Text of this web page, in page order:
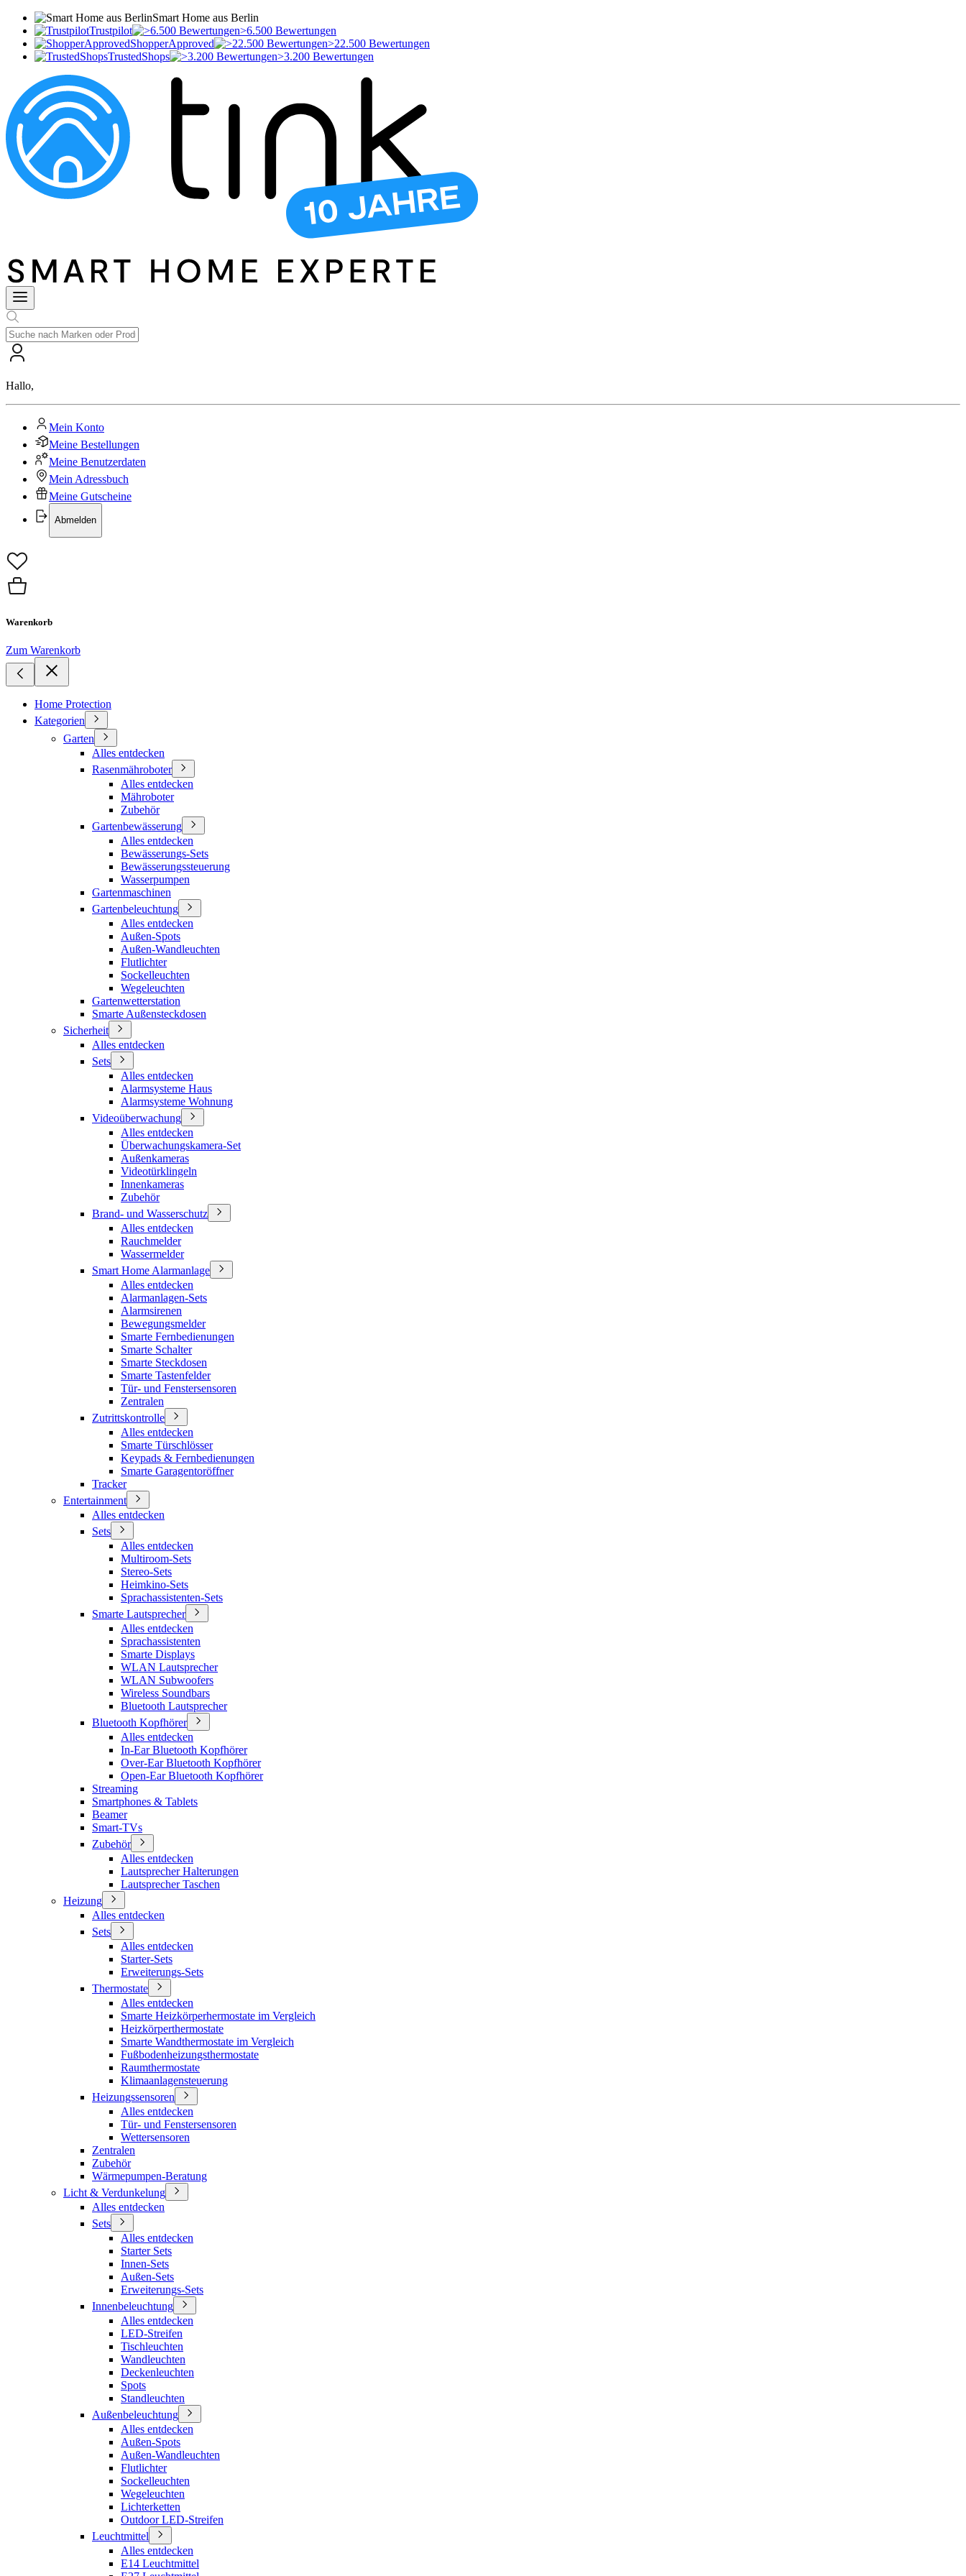
Smart Home aus Berlin
Trustpilot
>6.500 Bewertungen
ShopperApproved
>22.500 Bewertungen
TrustedShops
>3.200 Bewertungen
Hallo,
Mein Konto
Meine Bestellungen
Meine Benutzerdaten
Mein Adressbuch
Meine Gutscheine
Abmelden
Warenkorb
Zum Warenkorb
Home Protection
Kategorien
Garten
Alles entdecken
Rasenmähroboter
Alles entdecken
Mähroboter
Zubehör
Gartenbewässerung
Alles entdecken
Bewässerungs-Sets
Bewässerungssteuerung
Wasserpumpen
Gartenmaschinen
Gartenbeleuchtung
Alles entdecken
Außen-Spots
Außen-Wandleuchten
Flutlichter
Sockelleuchten
Wegeleuchten
Gartenwetterstation
Smarte Außensteckdosen
Sicherheit
Alles entdecken
Sets
Alles entdecken
Alarmsysteme Haus
Alarmsysteme Wohnung
Videoüberwachung
Alles entdecken
Überwachungskamera-Set
Außenkameras
Videotürklingeln
Innenkameras
Zubehör
Brand- und Wasserschutz
Alles entdecken
Rauchmelder
Wassermelder
Smart Home Alarmanlage
Alles entdecken
Alarmanlagen-Sets
Alarmsirenen
Bewegungsmelder
Smarte Fernbedienungen
Smarte Schalter
Smarte Steckdosen
Smarte Tastenfelder
Tür- und Fenstersensoren
Zentralen
Zutrittskontrolle
Alles entdecken
Smarte Türschlösser
Keypads & Fernbedienungen
Smarte Garagentoröffner
Tracker
Entertainment
Alles entdecken
Sets
Alles entdecken
Multiroom-Sets
Stereo-Sets
Heimkino-Sets
Sprachassistenten-Sets
Smarte Lautsprecher
Alles entdecken
Sprachassistenten
Smarte Displays
WLAN Lautsprecher
WLAN Subwoofers
Wireless Soundbars
Bluetooth Lautsprecher
Bluetooth Kopfhörer
Alles entdecken
In-Ear Bluetooth Kopfhörer
Over-Ear Bluetooth Kopfhörer
Open-Ear Bluetooth Kopfhörer
Streaming
Smartphones & Tablets
Beamer
Smart-TVs
Zubehör
Alles entdecken
Lautsprecher Halterungen
Lautsprecher Taschen
Heizung
Alles entdecken
Sets
Alles entdecken
Starter-Sets
Erweiterungs-Sets
Thermostate
Alles entdecken
Smarte Heizkörperhermostate im Vergleich
Heizkörperthermostate
Smarte Wandthermostate im Vergleich
Fußbodenheizungsthermostate
Raumthermostate
Klimaanlagensteuerung
Heizungssensoren
Alles entdecken
Tür- und Fenstersensoren
Wettersensoren
Zentralen
Zubehör
Wärmepumpen-Beratung
Licht & Verdunkelung
Alles entdecken
Sets
Alles entdecken
Starter Sets
Innen-Sets
Außen-Sets
Erweiterungs-Sets
Innenbeleuchtung
Alles entdecken
LED-Streifen
Tischleuchten
Wandleuchten
Deckenleuchten
Spots
Standleuchten
Außenbeleuchtung
Alles entdecken
Außen-Spots
Außen-Wandleuchten
Flutlichter
Sockelleuchten
Wegeleuchten
Lichterketten
Outdoor LED-Streifen
Leuchtmittel
Alles entdecken
E14 Leuchtmittel